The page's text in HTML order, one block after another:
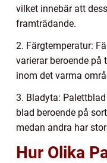
vilket innebär att
framträdande.
2. Färgtemperatur:
varierar beroende
inom det varma
3. Bladyta:
blad beroende på
medan andra har
Hur Olika